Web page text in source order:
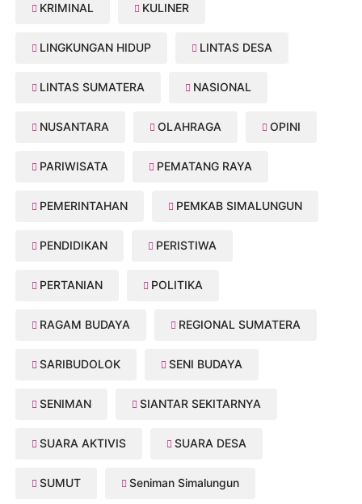
KRIMINAL KULINER
LINGKUNGAN HIDUP LINTAS DESA
LINTAS SUMATERA NASIONAL
NUSANTARA OLAHRAGA OPINI
PARIWISATA PEMATANG RAYA
PEMERINTAHAN PEMKAB SIMALUNGUN
PENDIDIKAN PERISTIWA
PERTANIAN POLITIKA
RAGAM BUDAYA REGIONAL SUMATERA
SARIBUDOLOK SENI BUDAYA
SENIMAN SIANTAR SEKITARNYA
SUARA AKTIVIS SUARA DESA
SUMUT Seniman Simalungun